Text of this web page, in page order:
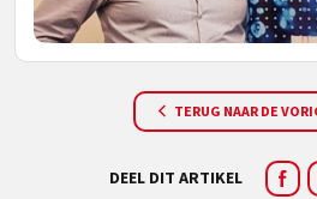
TERUG NAAR DE
DEEL DIT ARTIKEL